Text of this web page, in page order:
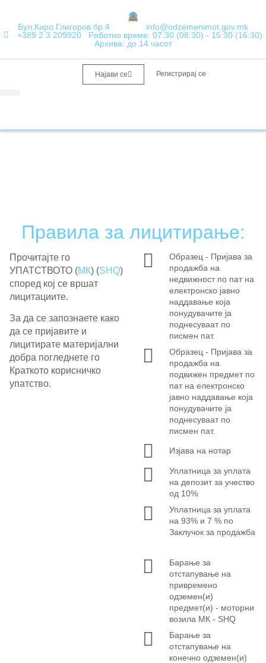
Бул.Киро Глигоров бр.4
info@odzemenimot.gov.mk
+389 2 3 209920
Работно време: 07:30 (08:30) - 15:30 (16:30)
Архива: до 14 часот
Најави се Регистрирај се
Правила за лицитирање:
Прочитајте го
УПАТСТВОТО (МК) (SHQ)
според кој се вршат
лицитациите.
За да се запознаете како
да се пријавите и
лицитирате материјални
добра погледнете го
Краткото корисничко
упатство.
Образец - Пријава за
продажба на
недвижност по пат на
електронско јавно
наддавање која
понудувачите ја
поднесуваат по
писмен пат.
Образец - Пријава за
продажба на
подвижен предмет по
пат на електронско
јавно наддавање која
понудувачите ја
поднесуваат по
писмен пат.
Изјава на нотар
Уплатница за уплата
на депозит за учество
од 10%
Уплатница за уплата
на 93% и 7 % по
Заклучок за продажба
Барање за
отстапување на
привремено
одземен(и)
предмет(и) - моторни
возила МК - SHQ
Барање за
отстапување на
конечно одземен(и)